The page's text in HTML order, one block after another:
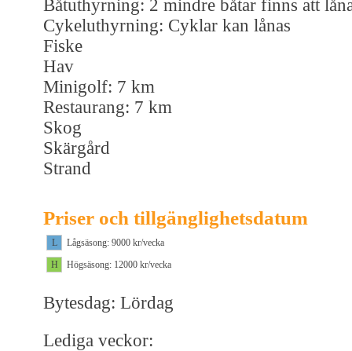
Båtuthyrning: 2 mindre båtar finns att
Cykeluthyrning: Cyklar kan lånas
Fiske
Hav
Minigolf: 7 km
Restaurang: 7 km
Skog
Skärgård
Strand
Priser och tillgänglighetsdatum
L
Lågsäsong: 9000 kr/vecka
H
Högsäsong: 12000 kr/vecka
Bytesdag: Lördag
Lediga veckor: